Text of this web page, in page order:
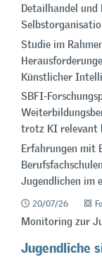
Detailhandel und
Studie im
Künstlicher
SBFI-
trotz KI relevant
Erfahrungen mit
Jugendlichen im
20/07/26
Monitoring zur
Jugendliche